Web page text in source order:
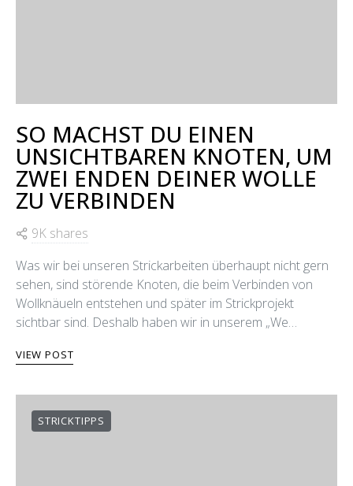
SO MACHST DU EINEN
UNSICHTBAREN KNOTEN, UM
ZWEI ENDEN DEINER WOLLE
ZU VERBINDEN
9K shares
Was wir bei unseren Strickarbeiten überhaupt nicht gern
sehen, sind störende Knoten, die beim Verbinden von
Wollknäueln entstehen und später im Strickprojekt
sichtbar sind. Deshalb haben wir in unserem „We…
VIEW POST
STRICKTIPPS